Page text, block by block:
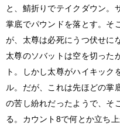
と、鯖折りでテイクダウン。
掌底でパウンドを落とす。そ
が、太尊は必死にうつ伏せに
太尊のソバットは空を切った
ト。しかし太尊がハイキック
ル。だが、これは先ほどの掌
の苦し紛れだったようで、そ
る。カウント8で何とか立ち